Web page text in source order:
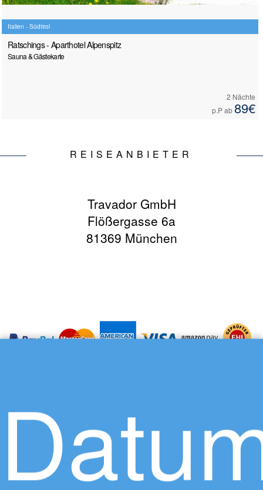
Italien - Südtirol
Ratschings - Aparthotel Alpenspitz
Sauna & Gästekarte
2 Nächte
p.P ab89€
REISEANBIETER
Travador GmbH
Flößergasse 6a
81369 München
So funktioniert Travador
Lexikon - Begriffe schnell erklärt
Kontaktieren Sie uns
bei Facebook
bei Instagram
Newsletter-Anmeldung